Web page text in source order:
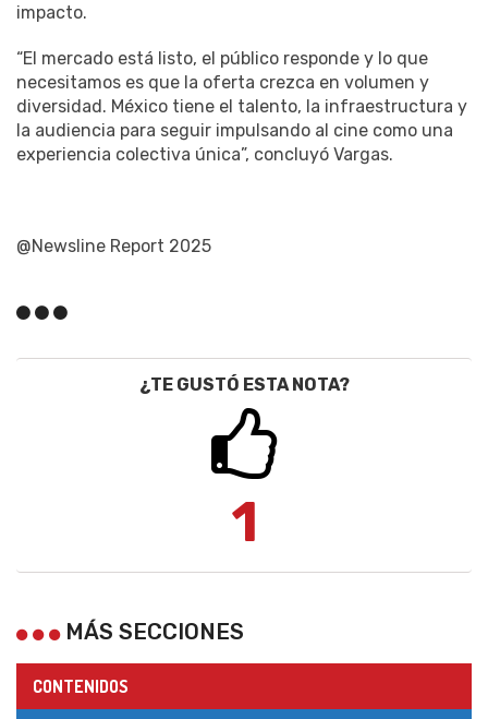
impacto.
“El mercado está listo, el público responde y lo que
necesitamos es que la oferta crezca en volumen y
diversidad. México tiene el talento, la infraestructura y
la audiencia para seguir impulsando al cine como una
experiencia colectiva única”, concluyó Vargas.
@Newsline Report 2025
¿TE GUSTÓ ESTA NOTA?
1
MÁS SECCIONES
CONTENIDOS